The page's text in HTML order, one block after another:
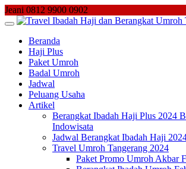
Skip
to
Jeani 0812 9900 0902
Beranda
Haji Plus
Paket Umroh
Badal Umroh
Jadwal
Peluang Usaha
Artikel
Berangkat Ibadah Haji Plus 2024
Indowisata
Jadwal Berangkat Ibadah Haji
Travel Umroh Tangerang 2024
Paket Promo Umroh Akbar